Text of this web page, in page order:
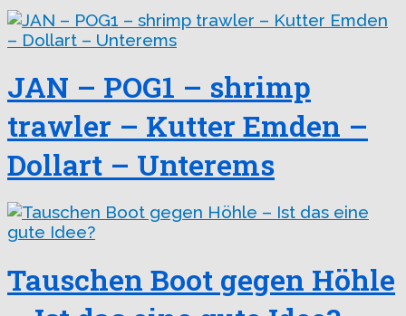
JAN – POG1 – shrimp
trawler – Kutter Emden –
Dollart – Unterems
Tauschen Boot gegen Höhle